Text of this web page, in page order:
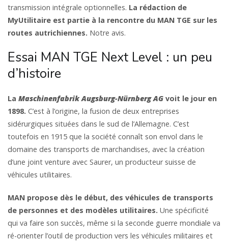
transmission intégrale optionnelles. La rédaction de
MyUtilitaire est partie à la rencontre du MAN TGE sur les
routes autrichiennes. Notre avis.
Essai MAN TGE Next Level : un peu
d’histoire
La Maschinenfabrik Augsburg-Nürnberg AG voit le jour en
1898. C’est à l’origine, la fusion de deux entreprises
sidérurgiques situées dans le sud de l’Allemagne. C’est
toutefois en 1915 que la société connaît son envol dans le
domaine des transports de marchandises, avec la création
d’une joint venture avec Saurer, un producteur suisse de
véhicules utilitaires.
MAN propose dès le début, des véhicules de transports
de personnes et des modèles utilitaires. Une spécificité
qui va faire son succès, même si la seconde guerre mondiale va
ré-orienter l’outil de production vers les véhicules militaires et